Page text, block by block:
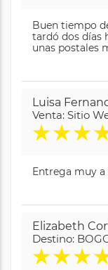
Buen tiempo
tardó dos días
unas postales
Luisa
Venta: Sitio
★★★
Entrega muy
Elizabeth
Destino:
★★★